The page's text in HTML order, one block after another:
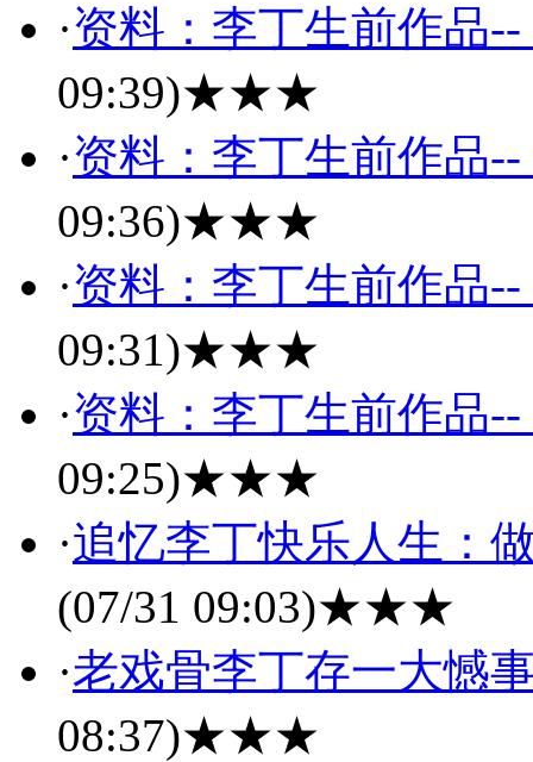
·资料：李丁生前作品
09:39)★★★
·资料：李丁生前作品
09:36)★★★
·资料：李丁生前作品
09:31)★★★
·资料：李丁生前作品
09:25)★★★
·追忆李丁快乐人生：
(07/31 09:03)★★★
·老戏骨李丁存一大憾
08:37)★★★